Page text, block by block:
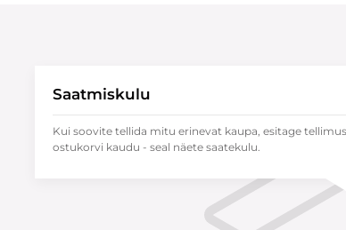
Saatmiskulu
Kui soovite tellida mitu erinevat kaupa, esitage tellimus
ostukorvi kaudu - seal näete saatekulu.